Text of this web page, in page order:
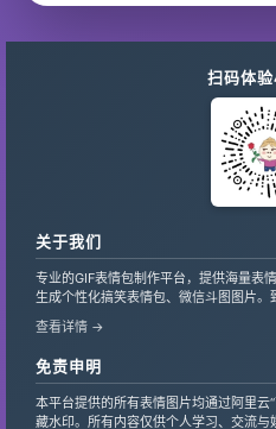
扫码体
关于我们
专业的GIF表情包制作平台，提供海量表
生成个性化搞笑表情包、微信斗图图片。
服务，支持自定义文字、贴纸，让创意轻
查看详情 →
免责申明
本平台提供的所有表情图片均通过阿里云
藏水印。所有内容仅供个人学习、交流与